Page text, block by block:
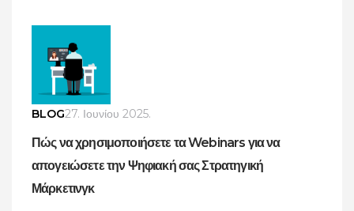
BLOG27. Ιουνίου 2025.
Πώς να χρησιμοποιήσετε τα Webinars για να
απογειώσετε την Ψηφιακή σας Στρατηγική
Μάρκετινγκ